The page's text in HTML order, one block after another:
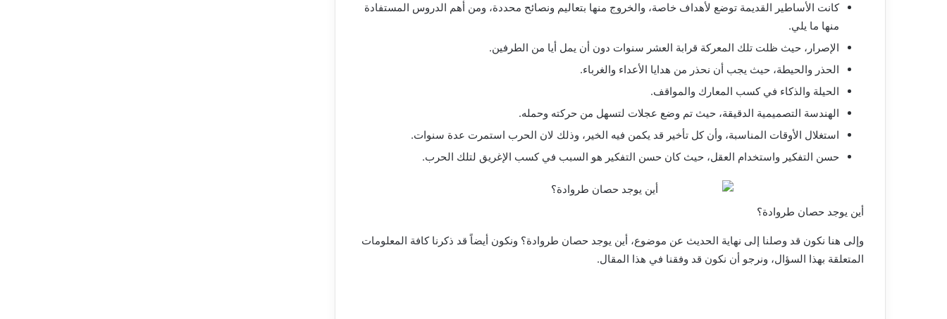
كانت الأساطير القديمة توضع لأهداف خاصة، والخروج منها بتعاليم ونصائح محددة، ومن أهم الدروس المستفادة
منها ما يلي.
الإصرار، حيث ظلت تلك المعركة قرابة العشر سنوات دون أن يمل أيا من الطرفين.
الحذر والحيطة، حيث يجب أن نحذر من هدايا الأعداء والغرباء.
الحيلة والذكاء في كسب المعارك والمواقف.
الهندسة التصميمية الدقيقة، حيث تم وضع عجلات لتسهل من حركته وحمله.
استغلال الأوقات المناسبة، وأن كل تأخير قد يكمن فيه الخير، وذلك لان الحرب استمرت عدة سنوات.
حسن التفكير واستخدام العقل، حيث كان حسن التفكير هو السبب في كسب الإغريق لتلك الحرب.
أين يوجد حصان طروادة؟
وإلى هنا نكون قد وصلنا إلى نهاية الحديث عن موضوع، أين يوجد حصان طروادة؟ ونكون أيضاً قد ذكرنا كافة المعلومات
المتعلقة بهذا السؤال، ونرجو أن نكون قد وفقنا في هذا المقال.